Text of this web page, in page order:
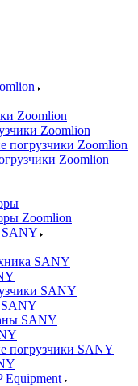
Zoomlion
Zoomlion
погрузчики Zoomlion
Zoomlion
Zoomlion
SANY
SANY
SANY
SANY
SANY
погрузчики SANY
Equipment